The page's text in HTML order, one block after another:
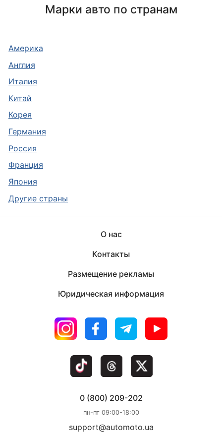
Марки авто по странам
Америка
Англия
Италия
Китай
Корея
Германия
Россия
Франция
Япония
Другие страны
О нас
Контакты
Размещение рекламы
Юридическая информация
0 (800) 209-202
пн-пт 09:00-18:00
support@automoto.ua